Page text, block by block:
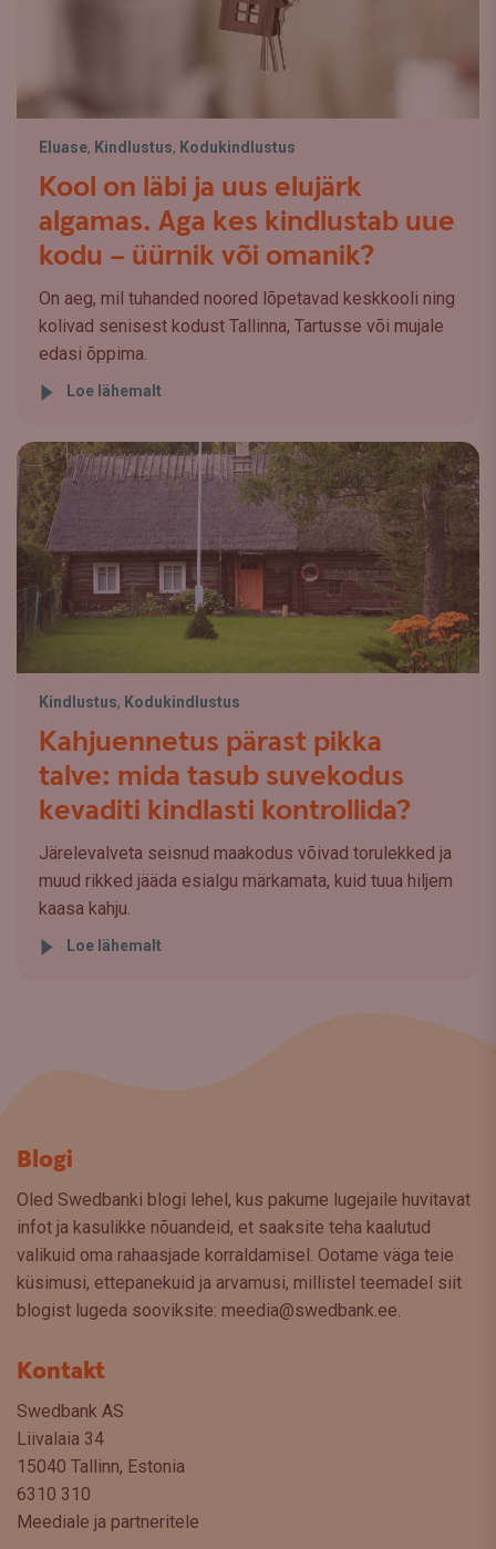
Eluase, Kindlustus, Kodukindlustus
Kool on läbi ja uus elujärk
algamas. Aga kes kindlustab uue
kodu – üürnik või omanik?
On aeg, mil tuhanded noored lõpetavad keskkooli ning
kolivad senisest kodust Tallinna, Tartusse või mujale
edasi õppima.
Loe lähemalt
Kindlustus, Kodukindlustus
Kahjuennetus pärast pikka
talve: mida tasub suvekodus
kevaditi kindlasti kontrollida?
Järelevalveta seisnud maakodus võivad torulekked ja
muud rikked jääda esialgu märkamata, kuid tuua hiljem
kaasa kahju.
Loe lähemalt
Blogi
Oled Swedbanki blogi lehel, kus pakume lugejaile huvitavat
infot ja kasulikke nõuandeid, et saaksite teha kaalutud
valikuid oma rahaasjade korraldamisel. Ootame väga teie
küsimusi, ettepanekuid ja arvamusi, millistel teemadel siit
blogist lugeda sooviksite: meedia@swedbank.ee.
Kontakt
Swedbank AS
Liivalaia 34
15040 Tallinn, Estonia
6310 310
Meediale ja partneritele